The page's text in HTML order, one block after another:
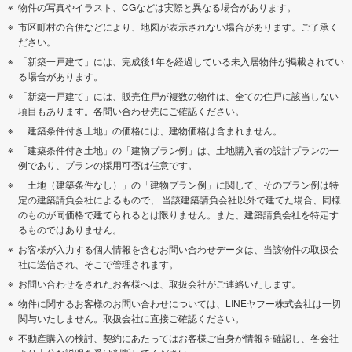
物件の写真やイラスト、CGなどは実際と異なる場合があります。
市区町村の合併などにより、地図が表示されない場合があります。ご了承く
ださい。
「新築一戸建て」には、完成後1年を経過している未入居物件が掲載されてい
る場合があります。
「新築一戸建て」には、販売住戸が複数の物件は、全ての住戸に該当しない
項目もあります。各問い合わせ先にご確認ください。
「建築条件付き土地」の価格には、建物価格は含まれません。
「建築条件付き土地」の「建物プラン例」は、土地購入者の設計プランの一
例であり、プランの採用可否は任意です。
「土地（建築条件なし）」の「建物プラン例」に関して、そのプラン例は特
定の建築請負会社によるもので、 当該建築請負会社以外で建てた場合、同様
のものが同価格で建てられるとは限りません。また、建築請負会社を特定す
るものではありません。
お客様が入力する個人情報を含むお問い合わせデータは、当該物件の取扱会
社に送信され、そこで管理されます。
お問い合わせをされたお客様へは、取扱会社がご連絡いたします。
物件に関するお客様のお問い合わせについては、LINEヤフー株式会社は一切
関与いたしません。取扱会社に直接ご確認ください。
不動産購入の検討、契約にあたってはお客様ご自身が情報を確認し、各会社